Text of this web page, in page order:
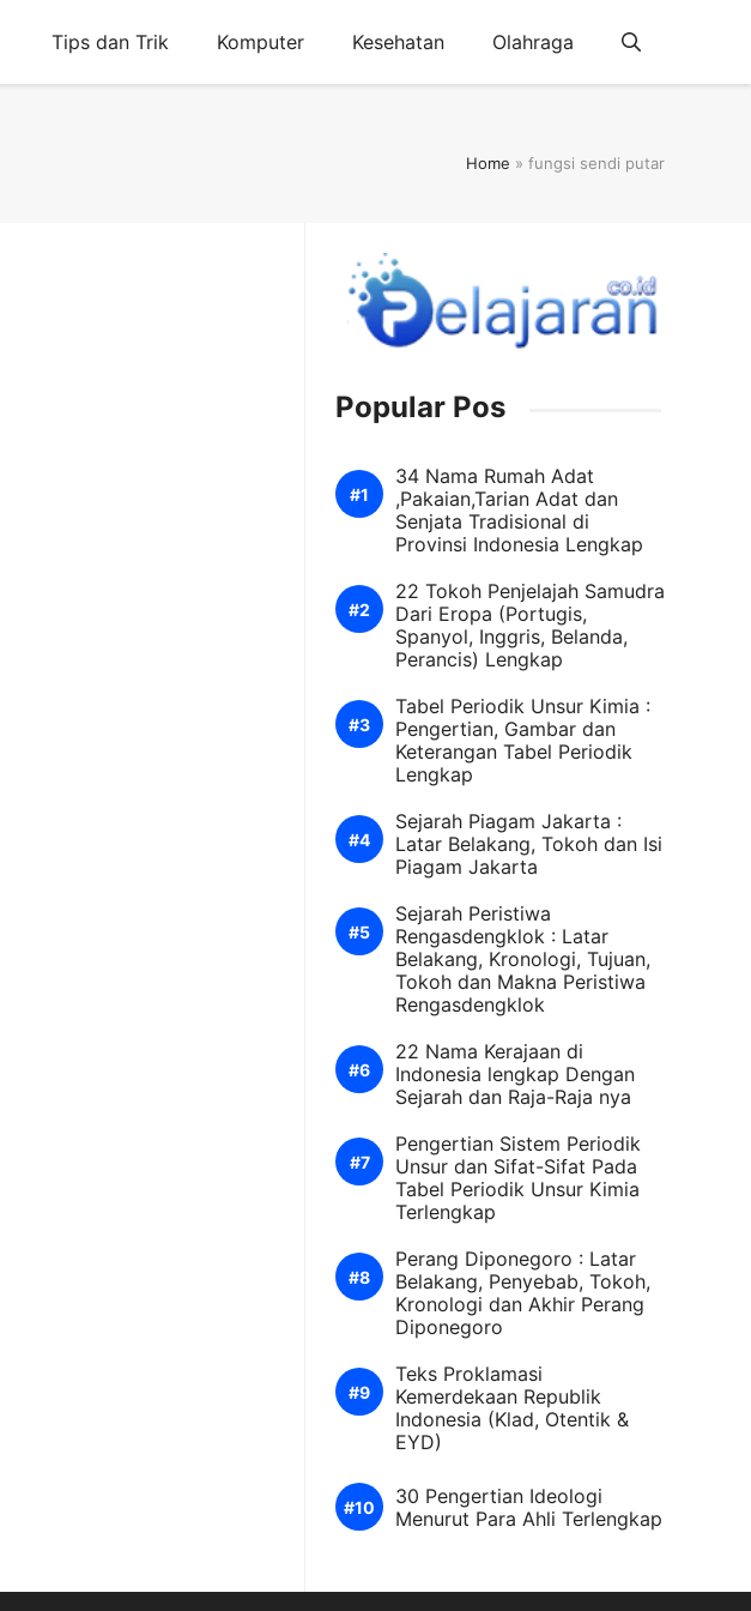
Tips dan Trik Komputer Kesehatan Olahraga
Home » fungsi sendi putar
Popular Pos
34 Nama Rumah Adat
,Pakaian,Tarian Adat dan
Senjata Tradisional di
Provinsi Indonesia Lengkap
22 Tokoh Penjelajah Samudra
Dari Eropa (Portugis,
Spanyol, Inggris, Belanda,
Perancis) Lengkap
Tabel Periodik Unsur Kimia :
Pengertian, Gambar dan
Keterangan Tabel Periodik
Lengkap
Sejarah Piagam Jakarta :
Latar Belakang, Tokoh dan Isi
Piagam Jakarta
Sejarah Peristiwa
Rengasdengklok : Latar
Belakang, Kronologi, Tujuan,
Tokoh dan Makna Peristiwa
Rengasdengklok
22 Nama Kerajaan di
Indonesia lengkap Dengan
Sejarah dan Raja-Raja nya
Pengertian Sistem Periodik
Unsur dan Sifat-Sifat Pada
Tabel Periodik Unsur Kimia
Terlengkap
Perang Diponegoro : Latar
Belakang, Penyebab, Tokoh,
Kronologi dan Akhir Perang
Diponegoro
Teks Proklamasi
Kemerdekaan Republik
Indonesia (Klad, Otentik &
EYD)
30 Pengertian Ideologi
Menurut Para Ahli Terlengkap